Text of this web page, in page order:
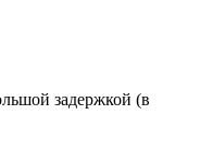
задержкой (в